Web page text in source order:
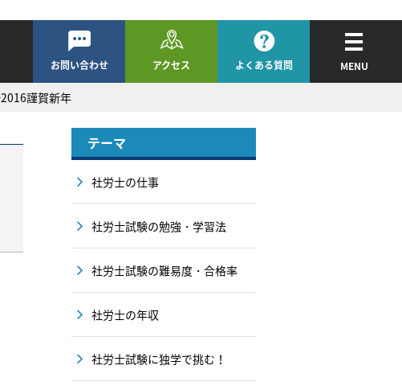
お問い合わせ アクセス よくある質問 MENU
2016謹賀新年
テーマ
社労士の仕事
社労士試験の勉強・学習法
社労士試験の難易度・合格率
社労士の年収
社労士試験に独学で挑む！